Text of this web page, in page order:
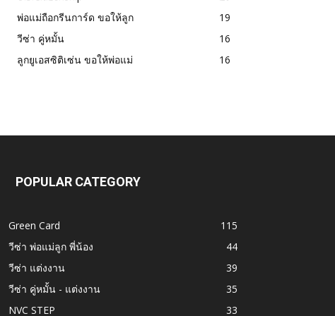
พ่อแม่ถือกรีนการ์ด ขอให้ลูก
19
วีซ่า คู่หมั้น
16
ลูกยูเอสซิติเซ่น ขอให้พ่อแม่
16
POPULAR CATEGORY
Green Card
115
วีซ่า พ่อแม่ลูก พี่น้อง
44
วีซ่า แต่งงาน
39
วีซ่า คู่หมั้น - แต่งงาน
35
NVC STEP
33